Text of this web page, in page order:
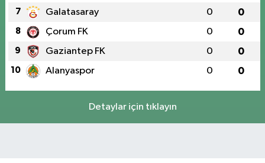
7 Galatasaray 0 0
8 Çorum FK 0 0
9 Gaziantep FK 0 0
10 Alanyaspor 0 0
Detaylar için tıklayın